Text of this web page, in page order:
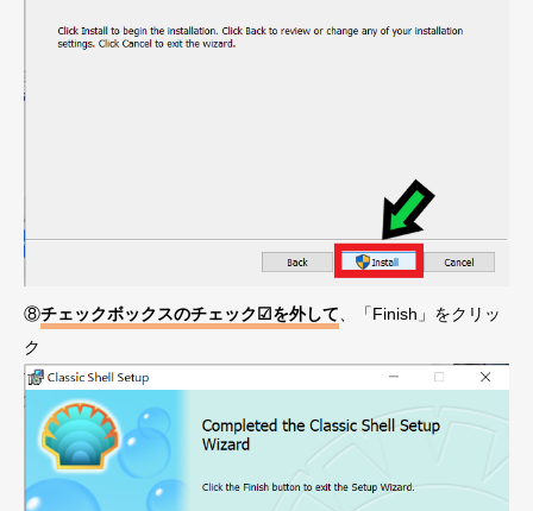
⑧チェックボックスのチェック☑を外して 、「Finish」をクリッ
ク